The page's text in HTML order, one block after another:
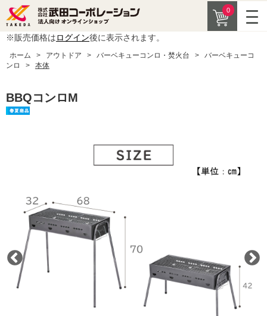
0
※販売価格はログイン後に表示されます。
ホーム > アウトドア > バーベキューコンロ・焚火台 >
バーベキューコ
ンロ
> 本体
BBQコンロM